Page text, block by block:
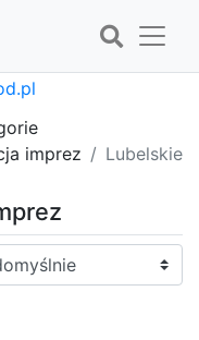
imprez Lubelskie